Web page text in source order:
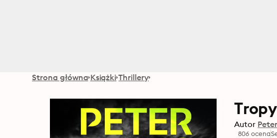
Strona główna Książki Thrillery
Autor
806 ocena